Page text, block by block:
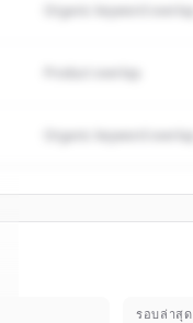
Organic keyword overlap
Organic keyword overlap
รอบล่าสุด